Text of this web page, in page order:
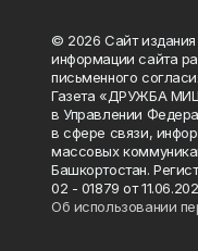
© 2026 Сайт
информации сайта
письменного
Газета «ДРУЖБА
в Управлении
в сфере связи,
массовых
Башкортостан.
02 - 01879 от
Об использовании